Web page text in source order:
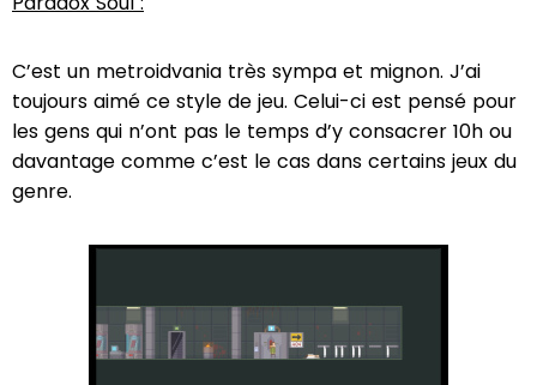
C’est un metroidvania très sympa et mignon. J’ai
toujours aimé ce style de jeu. Celui-ci est pensé pour
les gens qui n’ont pas le temps d’y consacrer 10h ou
davantage comme c’est le cas dans certains jeux du
genre.